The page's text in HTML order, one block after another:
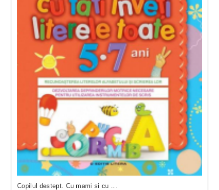
Copilul destept. Cu mami si cu ...